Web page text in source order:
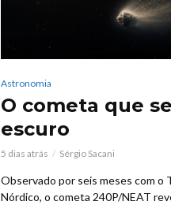
Astronomia
O cometa que
escuro
5 dias atrás Sérgio Sacani
Observado por seis meses com o
Nórdico, o cometa 240P/NEAT